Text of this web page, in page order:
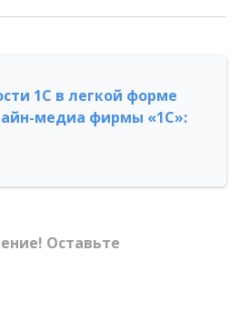
1С в легкой форме
медиа фирмы «1С»:
Оставьте